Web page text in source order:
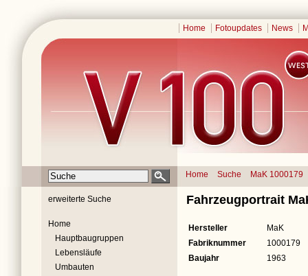
Home Fotoupdates News
Home Suche MaK 1000179
erweiterte Suche
Home
Hauptbaugruppen
Lebensläufe
Umbauten
Fahrzeugportrait
Hersteller
MaK
Fabriknummer
1000179
Baujahr
1963